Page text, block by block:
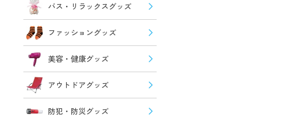
バス・リラックスグッズ
ファッショングッズ
美容・健康グッズ
アウトドアグッズ
防犯・防災グッズ